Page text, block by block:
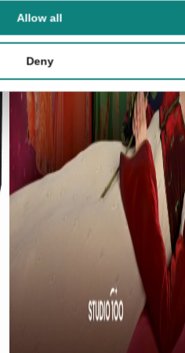
Allow all
Deny